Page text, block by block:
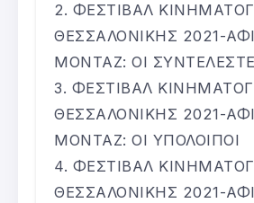
ΦΕΣΤΙΒΑΛ
ΘΕΣΣΑΛΟΝΙΚΗΣ 2021-
ΜΟΝΤΑΖ: ΟΙ
ΦΕΣΤΙΒΑΛ
ΘΕΣΣΑΛΟΝΙΚΗΣ 2021-
ΜΟΝΤΑΖ: ΟΙ ΥΠΟΛΟΙΠΟΙ
ΦΕΣΤΙΒΑΛ
ΘΕΣΣΑΛΟΝΙΚΗΣ 2021-